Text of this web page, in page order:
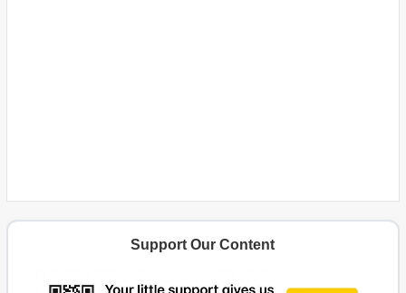
Support Our Content